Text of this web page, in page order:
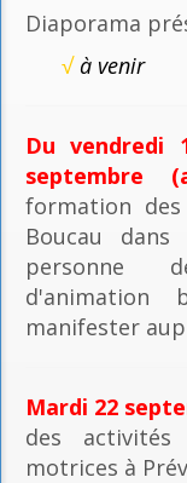
Diaporama
√à venir
Du vendredi
septembre
formation des
Boucau
personne
d'animation
manifester
Mardi 22
des
motrices à